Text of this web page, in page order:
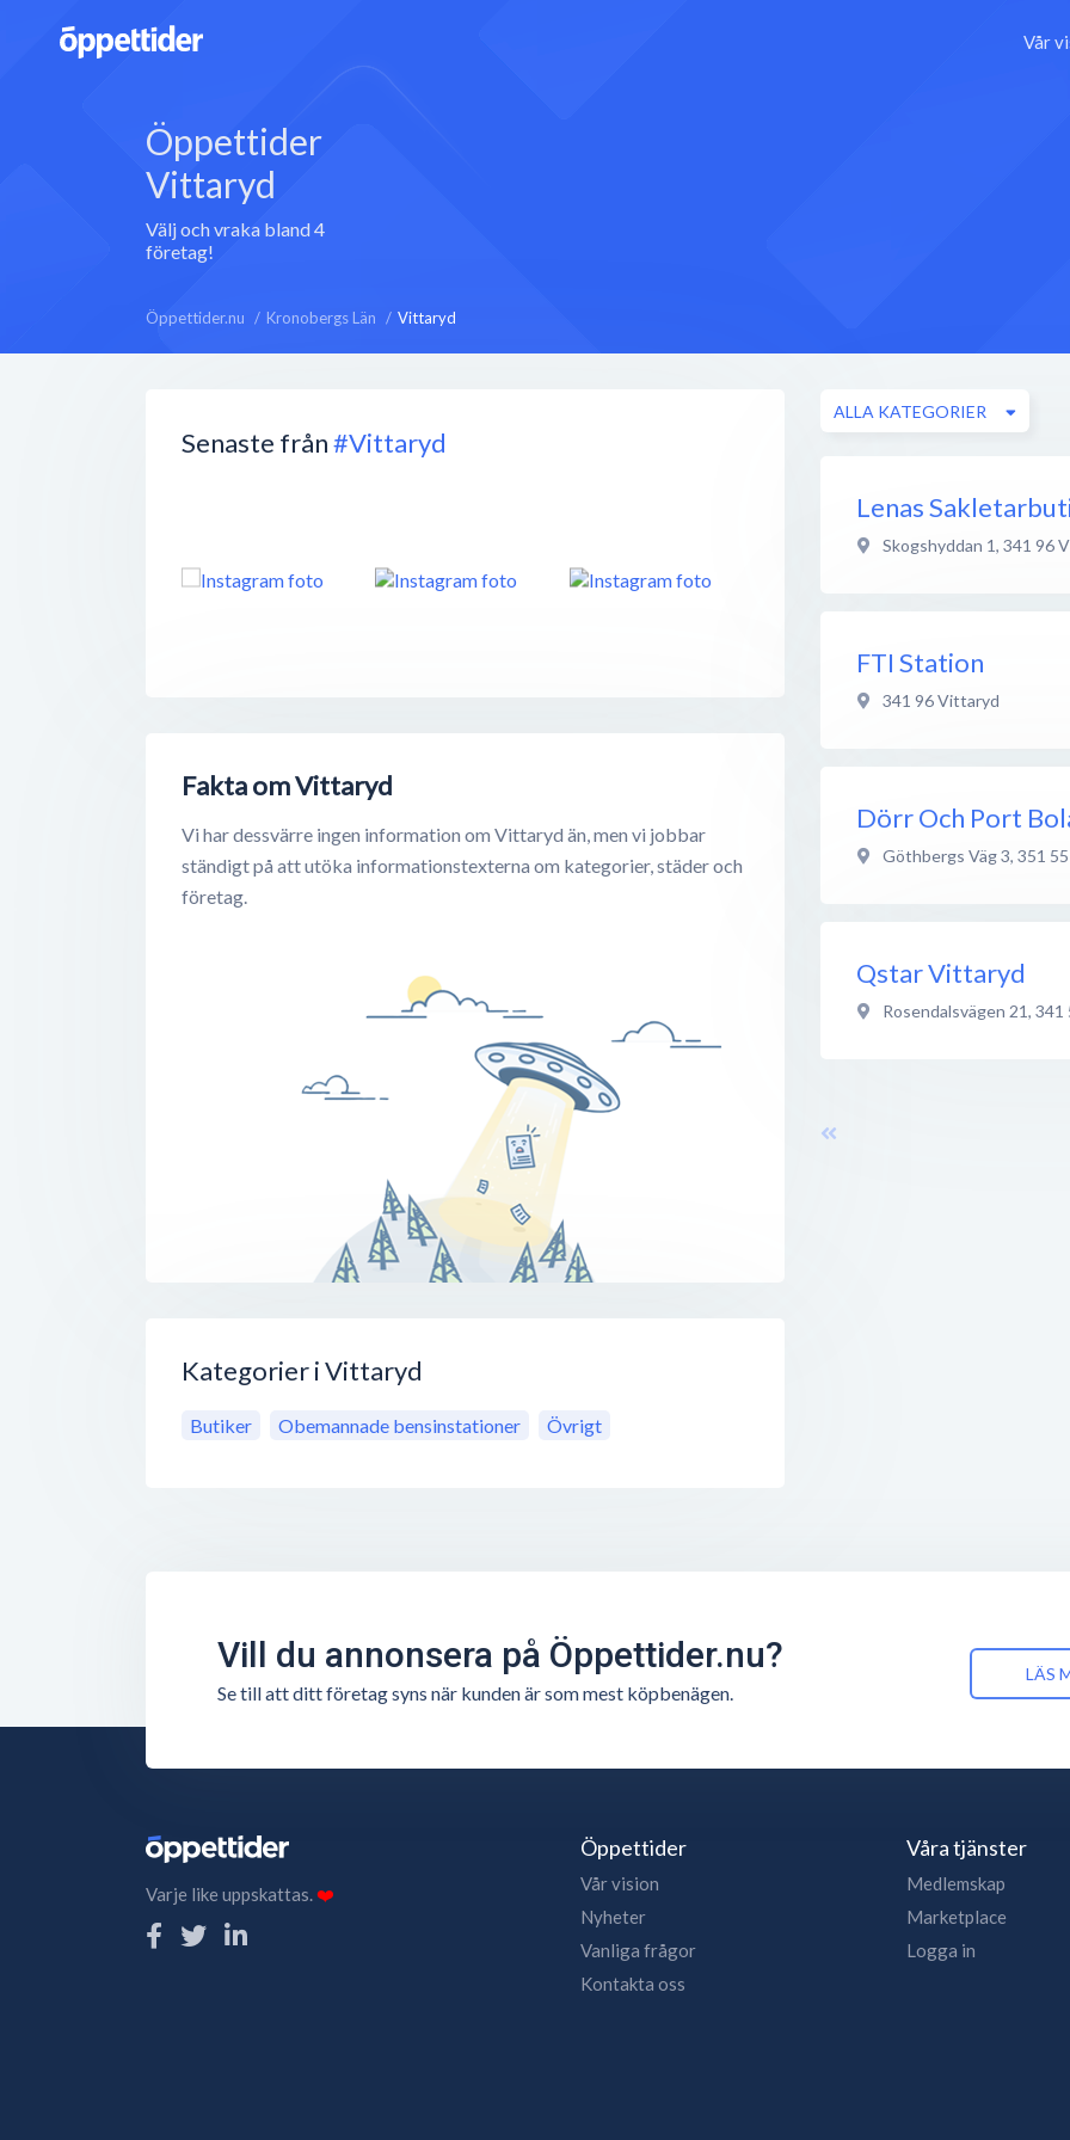
Vår
Öppettider
Vittaryd
Välj och vraka bland 4
företag!
Öppettider.nu Kronobergs Län Vittaryd
Senaste från#Vittaryd
Fakta om Vittaryd
Vi har dessvärre ingen information om Vittaryd än, men vi jobbar
ständigt på att utöka informationstexterna om kategorier, städer och
företag.
Kategorier i Vittaryd
Butiker Obemannade bensinstationer Övrigt
ALLA KATEGORIER
Lenas
Skogshyddan 1, 341 96
FTI Station
341 96Vittaryd
Dörr Och Port
Göthbergs Väg 3, 351 55
Qstar Vittaryd
Rosendalsvägen 21, 341
Vill du annonsera på Öppettider.nu?
Se till att ditt företag syns när kunden är som mest köpbenägen.
LÄS
Varje like uppskattas.❤️
Öppettider
Vår vision
Nyheter
Vanliga frågor
Kontakta oss
Våra tjänster
Medlemskap
Marketplace
Logga in